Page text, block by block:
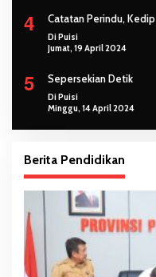
4 Catatan Perindu, Kedip
Di Puisi
Jumat, 19 April 2024
5 Sepersekian Detik
Di Puisi
Minggu, 14 April 2024
Berita Pendidikan